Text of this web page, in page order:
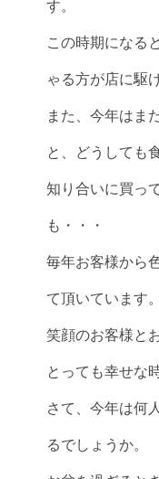
す。
この時期になる
ゃる方が店に駆
また、今年はま
と、どうしても
知り合いに買っ
も・・・
毎年お客様から
て頂いています。
笑顔のお客様と
とっても幸せな
さて、今年は何
るでしょうか。